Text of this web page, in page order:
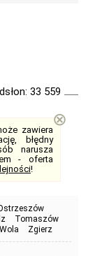
33 559
zawiera
błędny
narusza
- oferta
!
⊗
Tomaszów
Zgierz